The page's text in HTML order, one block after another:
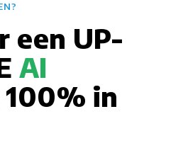
een UP-
AI
in